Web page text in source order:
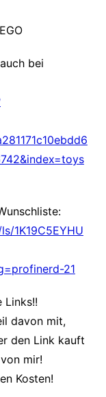
bei
1K19C5EYHU
21
Links!!
davon mit,
den Link kauft
mir!
Kosten!